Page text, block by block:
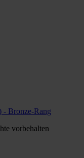
- Bronze-Rang
vorbehalten